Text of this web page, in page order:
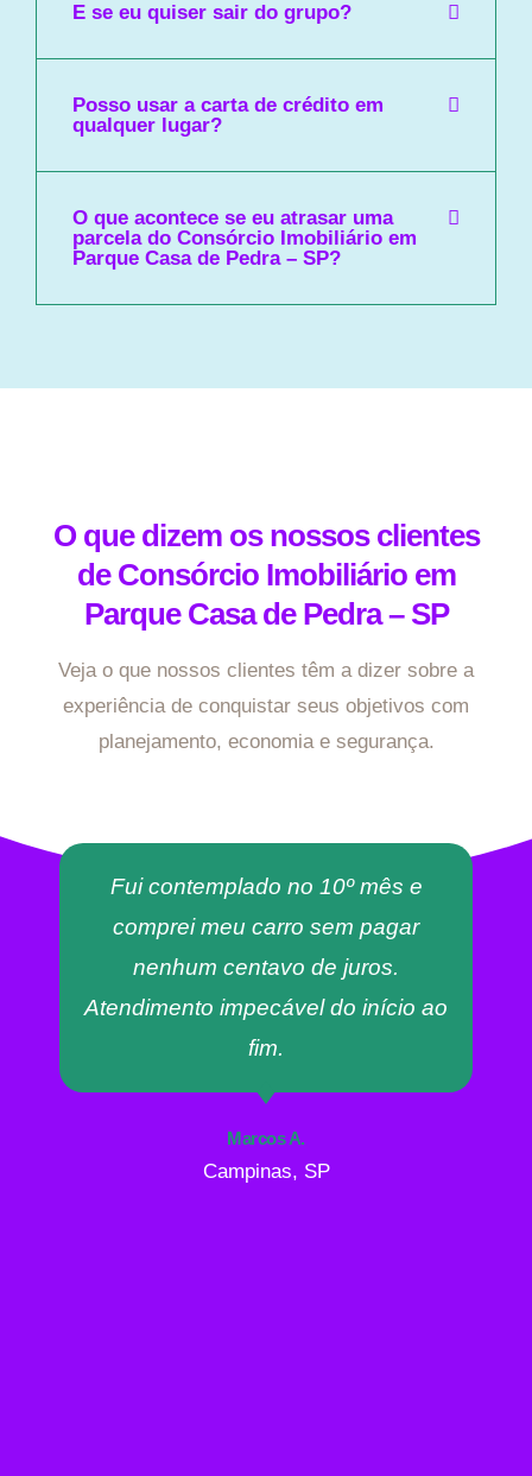
E se eu quiser sair do grupo?
Posso usar a carta de crédito em
qualquer lugar?
O que acontece se eu atrasar uma
parcela do Consórcio Imobiliário em
Parque Casa de Pedra – SP?
O que dizem os nossos clientes
de Consórcio Imobiliário em
Parque Casa de Pedra – SP
Veja o que nossos clientes têm a dizer sobre a
experiência de conquistar seus objetivos com
planejamento, economia e segurança.
Fui contemplado no 10º mês e
comprei meu carro sem pagar
nenhum centavo de juros.
Atendimento impecável do início ao
fim.
Marcos A.
Campinas, SP